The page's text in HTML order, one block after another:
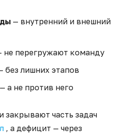
— внутренний и внешний
не перегружают команду
без лишних этапов
— а не против него
часть задач
, а дефицит — через